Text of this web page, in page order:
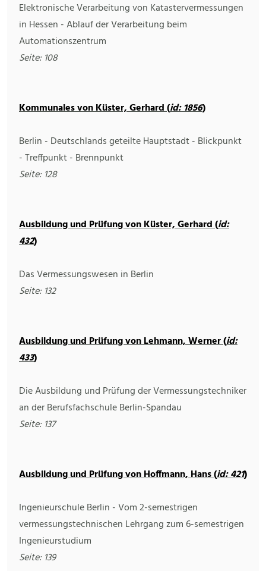
Elektronische Verarbeitung von Katastervermessungen
in Hessen - Ablauf der Verarbeitung beim
Automationszentrum
Seite: 108
Kommunales von Küster, Gerhard (id: 1856)
Berlin - Deutschlands geteilte Hauptstadt - Blickpunkt
- Treffpunkt - Brennpunkt
Seite: 128
Ausbildung und Prüfung von Küster, Gerhard (id:
432)
Das Vermessungswesen in Berlin
Seite: 132
Ausbildung und Prüfung von Lehmann, Werner (id:
433)
Die Ausbildung und Prüfung der Vermessungstechniker
an der Berufsfachschule Berlin-Spandau
Seite: 137
Ausbildung und Prüfung von Hoffmann, Hans (id: 421)
Ingenieurschule Berlin - Vom 2-semestrigen
vermessungstechnischen Lehrgang zum 6-semestrigen
Ingenieurstudium
Seite: 139